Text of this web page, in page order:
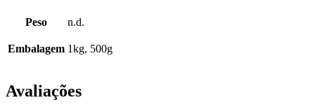
Peso n.d.
Embalagem 1kg, 500g
Avaliações